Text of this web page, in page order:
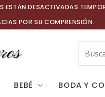
ESTÁN DESACTIVADAS
POR SU COMPRENSIÓN.
Buscar
por:
BEBÉ
BODA Y